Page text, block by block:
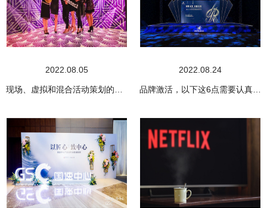
2022.08.05
现场、虚拟和混合活动策划的主题创意分享
2022.08.24
品牌激活，以下这6点需要认真考虑！